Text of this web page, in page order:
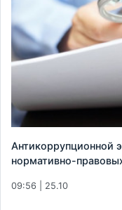
Антикоррупционной
нормативно-
09:56 | 25.10